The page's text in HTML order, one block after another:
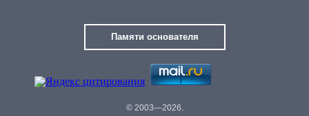
Памяти основателя
© 2003—2026.